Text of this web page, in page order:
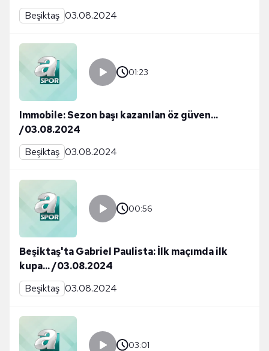
Beşiktaş 03.08.2024
01:23
Immobile: Sezon başı kazanılan öz güven...
/03.08.2024
Beşiktaş 03.08.2024
00:56
Beşiktaş'ta Gabriel Paulista: İlk maçımda ilk
kupa... /03.08.2024
Beşiktaş 03.08.2024
03:01